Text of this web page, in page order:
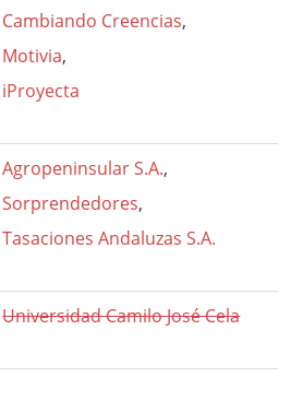
Cambiando Creencias,
Motivia,
iProyecta
Agropeninsular S.A.,
Sorprendedores,
Tasaciones Andaluzas S.A.
Universidad Camilo José Cela